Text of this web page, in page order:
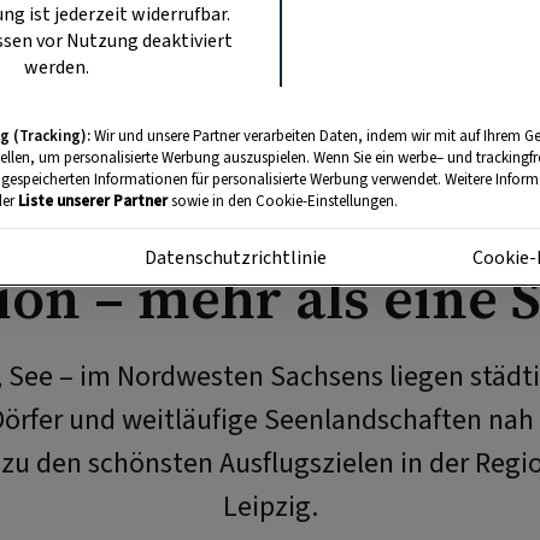
AUSFLÜGE
neu entdecken:
– mehr als eine
– im Nordwesten Sachsens liegen
und weitläufige Seenlandschaften
den schönsten Ausflugszielen in der
Leipzig.
ist jederzeit widerrufbar.
vor Nutzung deaktiviert
werden.
(Tracking):Wir und unsere Partner verarbeiten Daten, indem wir mit auf Ihrem
um personalisierte Werbung auszuspielen. Wenn Sie ein werbe– und
Informationen für personalisierte Werbung verwendet. Weitere
Liste unserer Partnersowie in den Cookie-Einstellungen.
Datenschutzrichtlinie